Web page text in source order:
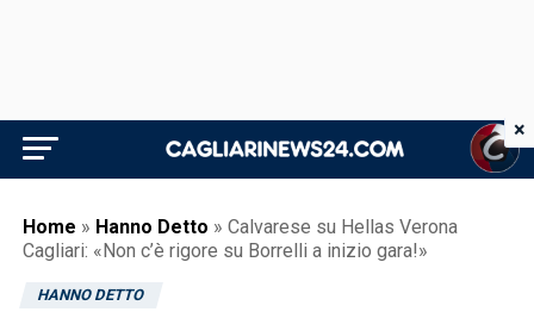
Home » Hanno Detto » Calvarese su Hellas Verona
Cagliari: «Non c’è rigore su Borrelli a inizio gara!»
HANNO DETTO
×